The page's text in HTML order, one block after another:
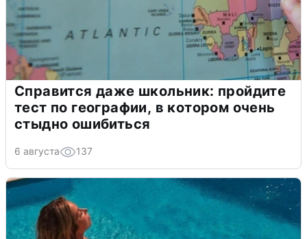
Справится даже школьник: пройдите
тест по географии, в котором очень
стыдно ошибиться
6 августа 137